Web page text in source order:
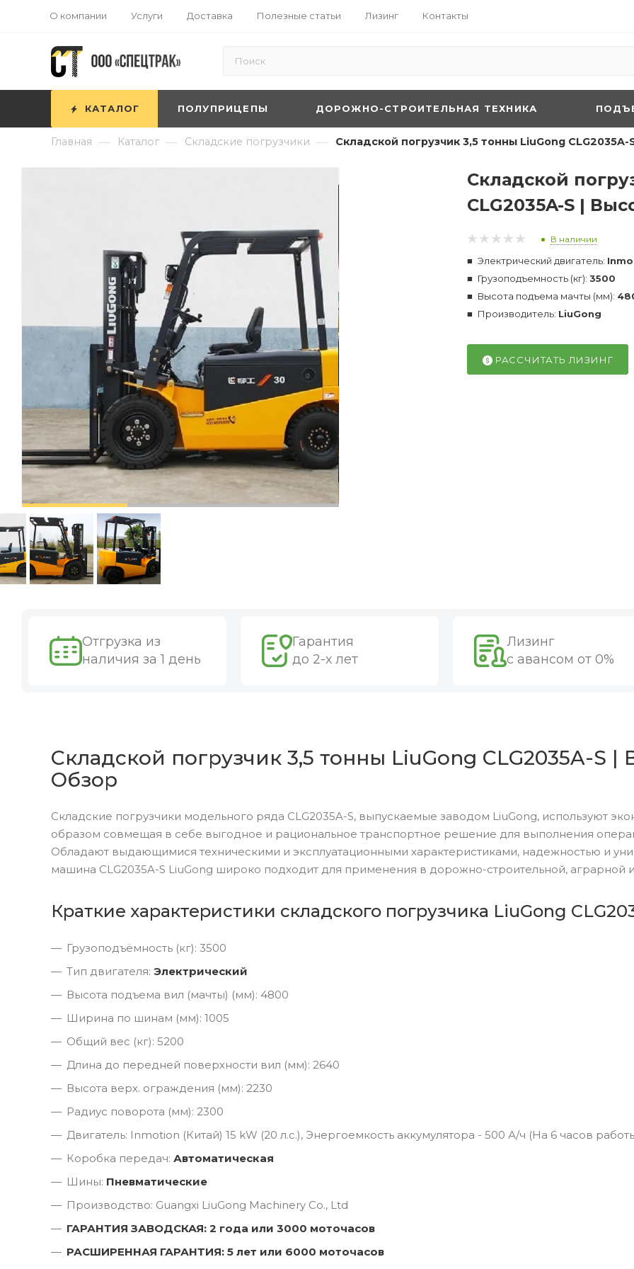
О компании Услуги Доставка Полезные статьи Лизинг Контакты
КАТАЛОГ ПОЛУПРИЦЕПЫ ДОРОЖНО-СТРОИТЕЛЬНАЯ ТЕХНИКА
Главная — Каталог — Складские погрузчики — Складской погрузчик 3,5 тонны LiuGong
Складской
CLG2035A-S |
В наличии
Электрический двигатель:
Грузоподъемность (кг): 3500
Высота подъема мачты (мм):
Производитель: LiuGong
РАССЧИТАТЬ ЛИЗИНГ
Отгрузка из
наличия за 1 день
Гарантия
до 2-х лет
Лизинг
с авансом от 0%
Складской погрузчик 3,5 тонны LiuGong CLG2035A-S
Обзор
Складские погрузчики модельного ряда CLG2035A-S, выпускаемые заводом LiuGong, используют
образом совмещая в себе выгодное и рациональное транспортное решение для выполнения
Обладают выдающимися техническими и эксплуатационными характеристиками, надежностью и
машина CLG2035A-S LiuGong широко подходит для применения в дорожно-строительной, аграрной
Краткие характеристики складского погрузчика LiuGong
Грузоподъёмность (кг): 3500
Тип двигателя: Электрический
Высота подъема вил (мачты) (мм): 4800
Ширина по шинам (мм): 1005
Общий вес (кг): 5200
Длина до передней поверхности вил (мм): 2640
Высота верх. ограждения (мм): 2230
Радиус поворота (мм): 2300
Двигатель: Inmotion (Китай) 15 kW (20 л.с.), Энергоемкость аккумулятора - 500 А/ч (На 6 часов
Коробка передач: Автоматическая
Шины: Пневматические
Производство: Guangxi LiuGong Machinery Co., Ltd
ГАРАНТИЯ ЗАВОДСКАЯ: 2 года или 3000 моточасов
РАСШИРЕННАЯ ГАРАНТИЯ: 5 лет или 6000 моточасов